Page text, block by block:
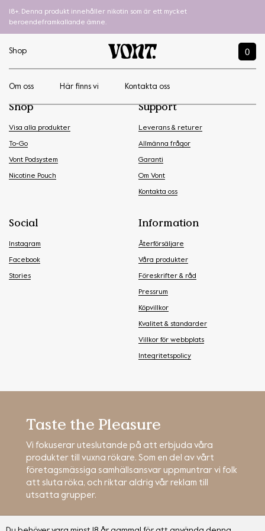
18+. Denna produkt innehåller nikotin som är ett mycket
beroendeframkallande ämne.
Shop 0
Om oss Här finns vi Kontakta oss
Shop
Visa alla produkter
To-Go
Vont Podsystem
Nicotine Pouch
Support
Leverans & returer
Allmänna frågor
Garanti
Om Vont
Kontakta oss
Social
Instagram
Facebook
Stories
Information
Återförsäljare
Våra produkter
Föreskrifter & råd
Pressrum
Köpvillkor
Kvalitet & standarder
Villkor för webbplats
Integritetspolicy
Taste the Pleasure
Vi fokuserar uteslutande på att erbjuda våra
produkter till vuxna rökare. Som en del av vårt
företagsmässiga samhällsansvar uppmuntrar vi folk
att sluta röka, och riktar aldrig vår reklam till
utsatta grupper.